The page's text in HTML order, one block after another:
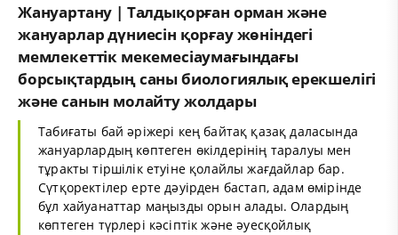
Жануартану | Талдықорған орман және
жануарлар дүниесін қорғау жөніндегі
мемлекеттік мекемесіаумағындағы
борсықтардың саны биологиялық ерекшелігі
және санын молайту жолдары
Табиғаты бай әріжері кең байтақ қазақ даласында
жануарлардың көптеген өкілдерінің таралуы мен
тұракты тіршілік етуіне қолайлы жағдайлар бар.
Сүтқоректілер ерте дәуірден бастап, адам өмірінде
бұл хайуанаттар маңызды орын алады. Олардың
көптеген түрлері кәсіптік және әуесқойлық